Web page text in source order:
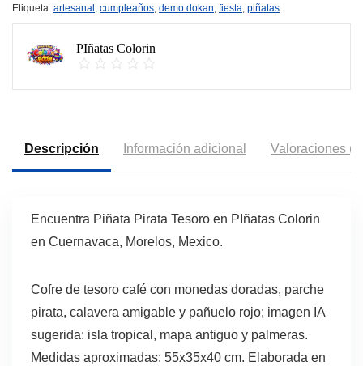
Etiqueta: artesanal cumpleaños demo dokan fiesta piñatas
PIñatas Colorin
Descripción Información adicional Valoraciones
Encuentra Piñata Pirata Tesoro en PIñatas Colorin
en Cuernavaca, Morelos, Mexico.
Cofre de tesoro café con monedas doradas, parche
pirata, calavera amigable y pañuelo rojo; imagen IA
sugerida: isla tropical, mapa antiguo y palmeras.
Medidas aproximadas: 55x35x40 cm. Elaborada en